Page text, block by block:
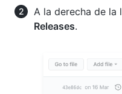
A la derecha de la
Releases.